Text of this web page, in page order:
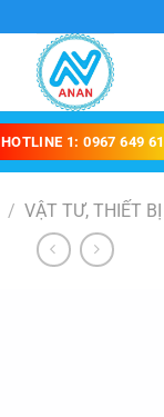
HOTLINE 1: 0967 649
/ VẬT TƯ, THIẾT